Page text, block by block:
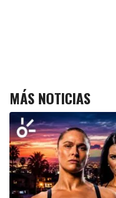
MÁS NOTICIAS